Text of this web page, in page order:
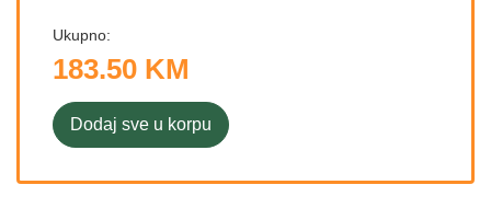
Ukupno:
183.50 KM
Dodaj sve u korpu